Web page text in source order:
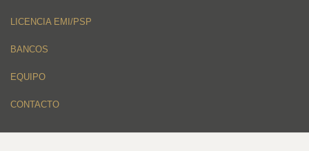
LICENCIA EMI/PSP
BANCOS
EQUIPO
CONTACTO